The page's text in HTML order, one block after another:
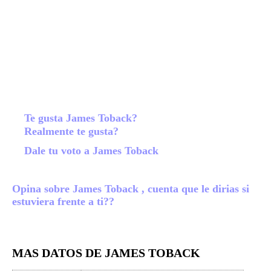
Te gusta James Toback?
Realmente te gusta?
Dale tu voto a James Toback
Opina sobre James Toback , cuenta que le dirias si
estuviera frente a ti??
MAS DATOS DE JAMES TOBACK